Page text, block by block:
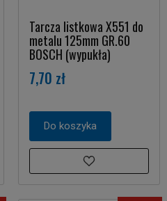
Tarcza listkowa X551 do
metalu 125mm GR.60
BOSCH (wypukła)
7,70 zł
Do koszyka